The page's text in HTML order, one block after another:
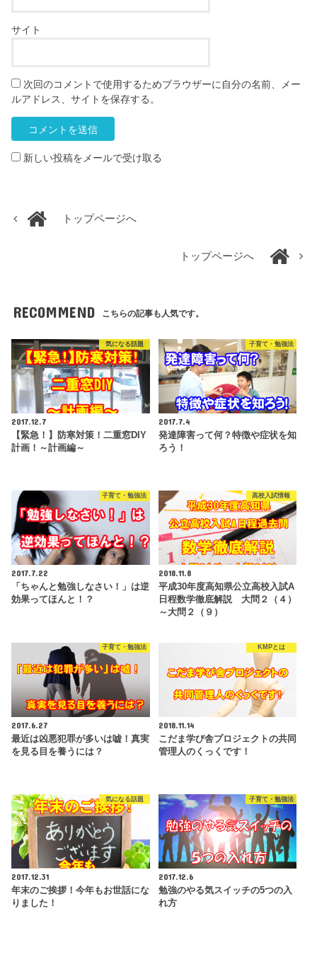
サイト
次回のコメントで使用するためブラウザーに自分の名前、メー
ルアドレス、サイトを保存する。
新しい投稿をメールで受け取る
トップページへ
トップページへ
RECOMMEND こちらの記事も人気です。
気になる話題
2017.12.7
【緊急！】防寒対策！二重窓DIY
計画！～計画編～
子育て・勉強法
2017.7.4
発達障害って何？特徴や症状を知
ろう！
子育て・勉強法
2017.7.22
「ちゃんと勉強しなさい！」は逆
効果ってほんと！？
高校入試情報
2018.11.8
平成30年度高知県公立高校入試A
日程数学徹底解説 大問２（４）
～大問２（９）
子育て・勉強法
2017.6.27
最近は凶悪犯罪が多いは嘘！真実
を見る目を養うには？
KMPとは
2018.11.14
こだま学び舎プロジェクトの共同
管理人のくっくです！
気になる話題
2017.12.31
年末のご挨拶！今年もお世話にな
りました！
子育て・勉強法
2017.12.6
勉強のやる気スイッチの5つの入
れ方